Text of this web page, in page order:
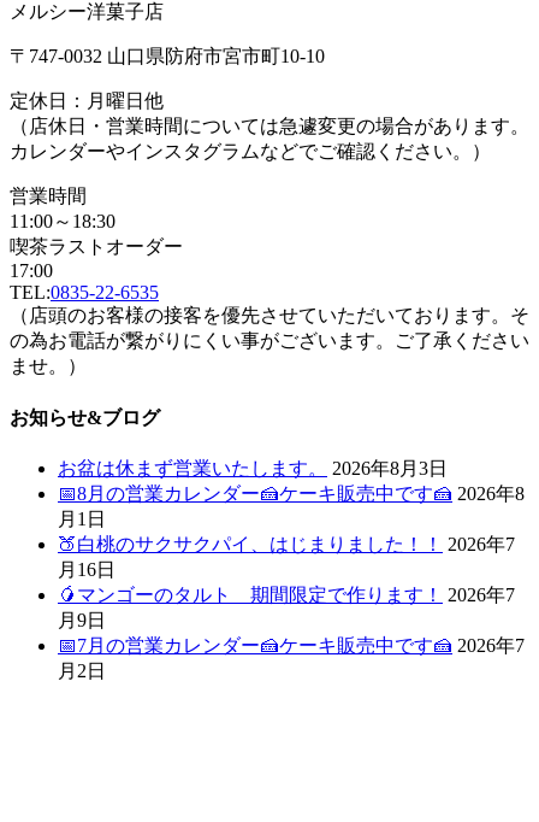
メルシー洋菓子店
〒747-0032 山口県防府市宮市町10-10
定休日：月曜日他
（店休日・営業時間については急遽変更の場合があります。
カレンダーやインスタグラムなどでご確認ください。）
営業時間
11:00～18:30
喫茶ラストオーダー
17:00
TEL:0835-22-6535
（店頭のお客様の接客を優先させていただいております。そ
の為お電話が繋がりにくい事がございます。ご了承ください
ませ。）
お知らせ&ブログ
お盆は休まず営業いたします。
2026年8月3日
📅8月の営業カレンダー🍰ケーキ販売中です🍰 2026年8
月1日
🍑白桃のサクサクパイ、はじまりました！！
2026年7
月16日
🥭マンゴーのタルト 期間限定で作ります！
2026年7
月9日
📅7月の営業カレンダー🍰ケーキ販売中です🍰 2026年7
月2日